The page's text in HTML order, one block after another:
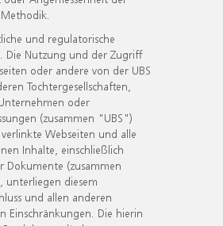
und regulatorische
Die Nutzung und der Zugriff
oder andere von der UBS
Tochtergesellschaften,
oder
(zusammen "UBS")
Webseiten und alle
Inhalte, einschließlich
Dokumente (zusammen
unterliegen diesem
und allen anderen
Einschränkungen. Die hierin